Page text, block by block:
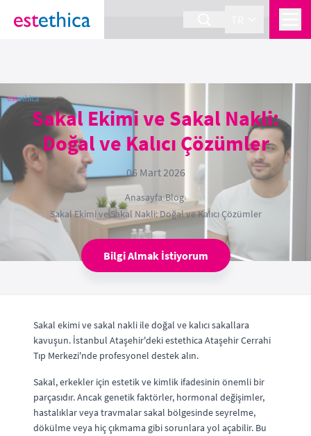
section Service {
Sakal Ekimi ve Sakal Nakli:
Doğal ve Kalıcı Çözümler
06 Mart 2026
Anasayfa›Blog›
Sakal Ekimi ve Sakal Nakli: Doğal ve Kalıcı Çözümler
Bilgi Almak İstiyorum
Sakal ekimi ve sakal nakli ile doğal ve kalıcı sakallara
kavuşun. İstanbul Ataşehir'deki estethica Ataşehir Cerrahi
Tıp Merkezi'nde profesyonel destek alın.
Sakal, erkekler için estetik ve kimlik ifadesinin önemli bir
parçasıdır. Ancak genetik faktörler, hormonal değişimler,
hastalıklar veya travmalar sakal bölgesinde seyrelme,
dökülme veya hiç çıkmama gibi sorunlara yol açabilir. Bu